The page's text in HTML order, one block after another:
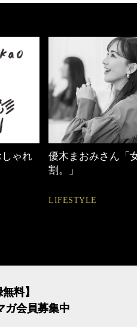
時間
働く女性のバッグ
無料】
ガ会員募集中